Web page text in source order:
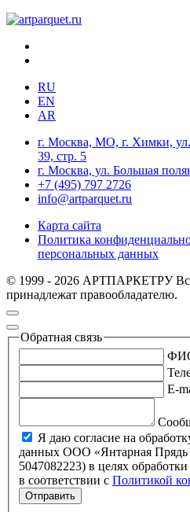
RU
EN
AR
г. Москва, МО, г. Химки,
39, стр. 5
г. Москва, ул. Большая
+7 (495) 797 2726
info@artparquet.ru
Карта сайта
Политика
персональных данных
© 1999 - 2026 АРТПАРКЕТРУ
принадлежат правообладателю.
Обратная связь
E-
Я даю согласие на
данных ООО «Янтарная
5047082223) в целях обработки запроса и обратной связи,
в соответствии с Политикой
Отправить